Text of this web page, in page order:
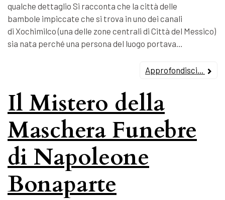
qualche dettaglio Si racconta che la città delle
bambole impiccate che si trova in uno dei canali
di Xochimilco (una delle zone centrali di Città del Messico)
sia nata perché una persona del luogo portava…
Approfondisci...
Il Mistero della
Maschera Funebre
di Napoleone
Bonaparte